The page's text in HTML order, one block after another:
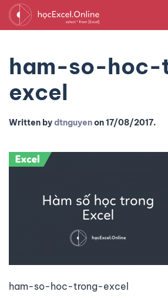
ham-so-
excel
Written bydtnguyenon17/08/2017.
ham-so-hoc-trong-excel